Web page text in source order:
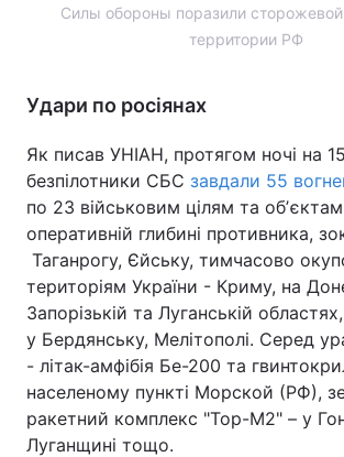
Силы обороны поразили
территории РФ
Удари по росіянах
Як писав УНІАН, протягом ночі на
безпілотники СБС завдали 55
по 23 військовим цілям та
оперативній глибині противника,
Таганрогу, Єйську, тимчасово
територіям України - Криму, на
Запорізькій та Луганській
у Бердянську, Мелітополі. Серед
- літак-амфібія Бе-200 та
населеному пункті Морской (РФ),
ракетний комплекс "Тор-М2" – у
Луганщині тощо.